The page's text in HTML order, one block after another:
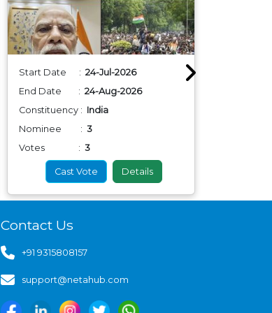
Start Date : 24-Jul-2026
End Date : 24-Aug-2026
Constituency : India
Nominee : 3
Votes : 3
Cast Vote Details
Contact Us
+91 9315808157
support@netahub.com